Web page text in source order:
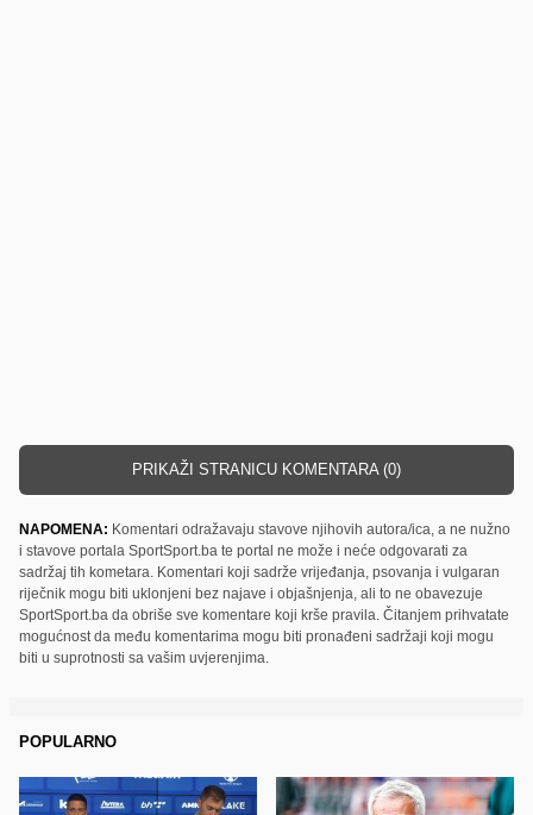
PRIKAŽI STRANICU KOMENTARA (0)
NAPOMENA: Komentari odražavaju stavove njihovih autora/ica, a ne nužno
i stavove portala SportSport.ba te portal ne može i neće odgovarati za
sadržaj tih kometara. Komentari koji sadrže vrijeđanja, psovanja i vulgaran
riječnik mogu biti uklonjeni bez najave i objašnjenja, ali to ne obavezuje
SportSport.ba da obriše sve komentare koji krše pravila. Čitanjem prihvatate
mogućnost da među komentarima mogu biti pronađeni sadržaji koji mogu
biti u suprotnosti sa vašim uvjerenjima.
POPULARNO